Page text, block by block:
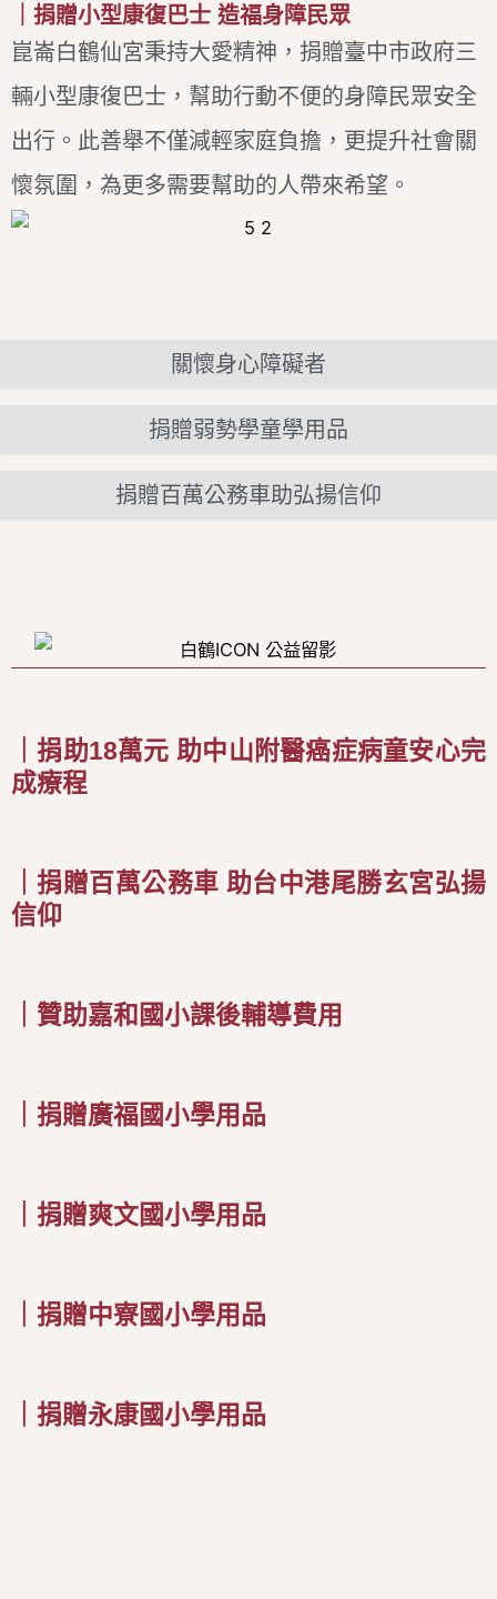
關懷身心障礙者
捐贈弱勢學童學用品
捐贈百萬公務車助弘揚信仰
｜捐贈小型康復巴士 造福身障民眾
崑崙白鶴仙宮秉持大愛精神，捐贈臺中市政府三
輛小型康復巴士，幫助行動不便的身障民眾安全
出行。此善舉不僅減輕家庭負擔，更提升社會關
懷氛圍，為更多需要幫助的人帶來希望。
｜捐助18萬元 助中山附醫癌症病童安心完
成療程
｜捐贈百萬公務車 助台中港尾勝玄宮弘揚
信仰
｜贊助嘉和國小課後輔導費用
｜捐贈廣福國小學用品
｜捐贈爽文國小學用品
｜捐贈中寮國小學用品
｜捐贈永康國小學用品